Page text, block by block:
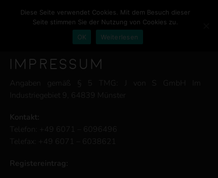
HOME
NEWS
AMBIENTE
Impressum
Angaben gemäß § 5 TMG: J von S GmbH Im
Industriegebiet 9, 64839 Münster
Kontakt:
Telefon: +49 6071 – 6096496
Telefax: +49 6071 – 6038621
Registereintrag:
Diese Seite verwendet Cookies. Mit dem Besuch dieser
Seite stimmen Sie der Nutzung von Cookies zu.
OK
Weiterlesen